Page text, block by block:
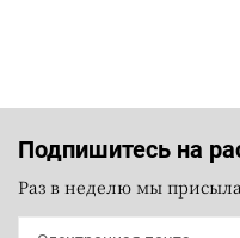
Подпишитесь на
Раз в неделю мы